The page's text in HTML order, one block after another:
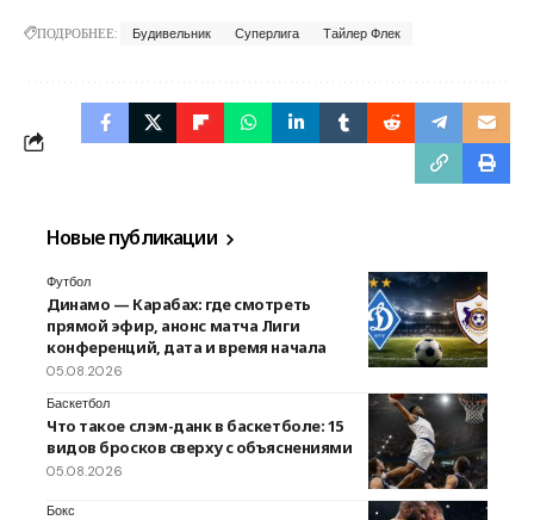
ПОДРОБНЕЕ: Будивельник Суперлига Тайлер Флек
Новые публикации
Футбол
Динамо — Карабах: где смотреть
прямой эфир, анонс матча Лиги
конференций, дата и время начала
05.08.2026
Баскетбол
Что такое слэм-данк в баскетболе: 15
видов бросков сверху с объяснениями
05.08.2026
Бокс